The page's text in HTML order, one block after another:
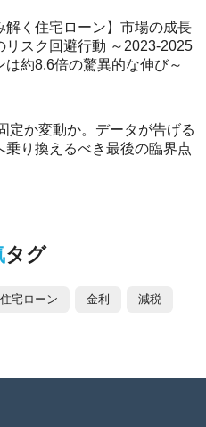
解く住宅ローン】市場の成長
リスク回避行動 ～2023-2025
は約8.6倍の驚異的な伸び～
定か変動か。データが告げる
乗り換えるべき最後の臨界点
タグ
住宅ローン 金利 減税